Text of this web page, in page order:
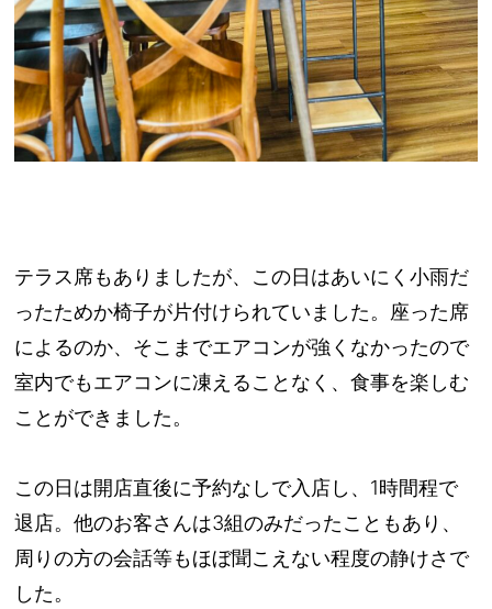
テラス席もありましたが、この日はあいにく小雨だ
ったためか椅子が片付けられていました。座った席
によるのか、そこまでエアコンが強くなかったので
室内でもエアコンに凍えることなく、食事を楽しむ
ことができました。
この日は開店直後に予約なしで入店し、1時間程で
退店。他のお客さんは3組のみだったこともあり、
周りの方の会話等もほぼ聞こえない程度の静けさで
した。